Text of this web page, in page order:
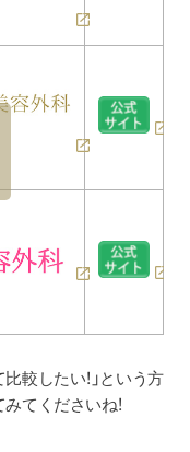
較したい！」という方
てくださいね！